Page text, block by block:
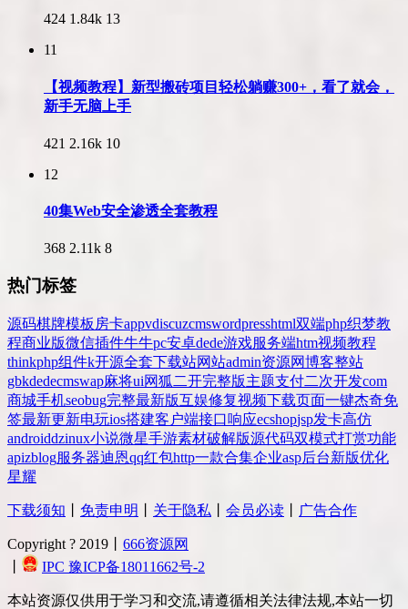
424 1.84k 13
11
【视频教程】新型搬砖项目轻松躺赚300+，看了就会，
新手无脑上手
421 2.16k 10
12
40集Web安全渗透全套教程
368 2.11k 8
热门标签
源码棋牌模板 房卡appvdiscuzcmswordpresshtml双端php织梦教
程商业版微信插件牛牛pc安卓dede游戏服务端htm视频教程
thinkphp组件k开源全套下载站网站admin资源网博客整站
gbkdedecmswap麻将ui网狐 二开完整版主题支付二次开发com
商城手机seobug完整最新版互娱修复视频下载页面一键杰奇免
签最新更新电玩ios搭建客户端接口响应ecshopjsp发卡高仿
androiddzinux小说微星手游素材破解版源代码双模式打赏功能
apizblog服务器迪恩qq红包http一款合集企业asp后台新版优化
星耀
下载须知 免责申明 关于隐私 会员必读 广告合作
Copyright ? 2019丨 666资源网
IPC 豫ICP备18011662号-2
本站资源仅供用于学习和交流,请遵循相关法律法规,本站一切